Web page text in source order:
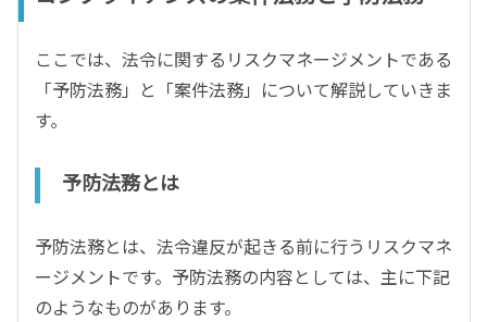
ここでは、法令に関するリスクマネージメントである
「予防法務」と「案件法務」について解説していきま
す。
予防法務とは
予防法務とは、法令違反が起きる前に行うリスクマネ
ージメントです。予防法務の内容としては、主に下記
のようなものがあります。